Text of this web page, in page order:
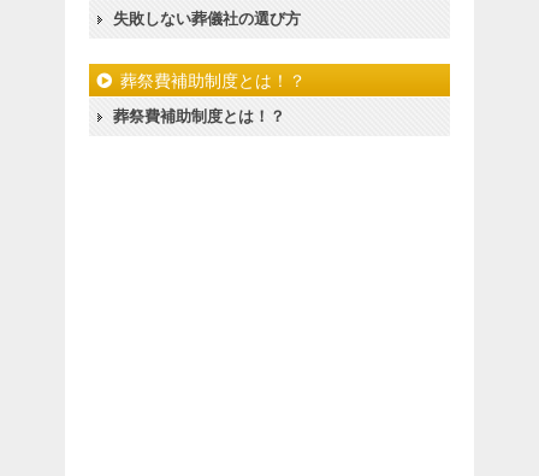
失敗しない葬儀社の選び方
葬祭費補助制度とは！？
葬祭費補助制度とは！？